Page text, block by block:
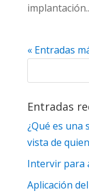
« Entradas
Entradas
¿Qué es una
vista de
Intervir para
Aplicación